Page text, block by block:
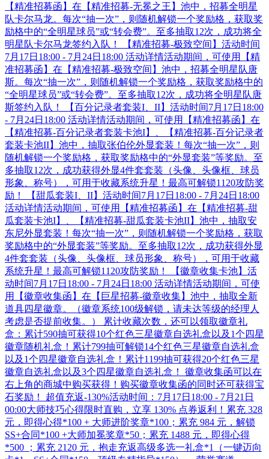
【精准招募函】在【精准招募-无冕之王】池中，招募全明星
队卡尔马龙。每次“抽一次”，则随机解锁一个奖励格，获取奖
励格中的“全明星球员”或“转会费”。至多抽取12次，成功将全
明星队卡尔马龙签约入队！ 【精准招募-极致空间】活动时间
7月17日18:00 - 7月24日18:00 活动详情活动期间，可使用【精
准招募函】在【精准招募-极致空间】池中，招募全明星队唐
斯。每次“抽一次”，则随机解锁一个奖励格，获取奖励格中的
“全明星球员”或“转会费”。至多抽取12次，成功将全明星队唐
斯签约入队！ 【百分记录者套装I、II】活动时间7月17日18:00
- 7月24日18:00 活动详情活动期间，可使用【精准招募函】在
【精准招募-百分记录者套装卡池I】、【精准招募-百分记录者
套装卡池II】池中，抽取张伯伦外显套装！每次“抽一次”，则
随机解锁一个奖励格，获取奖励格中的“外显套装”等奖励。至
多抽取12次，成功获得外显4件套套装（头像、头像框、球员
形象、称号），可用于收藏系统升星！最高可解锁1120攻防奖
励！ 【甜瓜套装I、II】活动时间7月17日18:00 - 7月24日18:00
活动详情活动期间，可使用【精准招募函】在【精准招募-甜
瓜套装卡池I】、【精准招募-甜瓜套装卡池II】池中，抽取安
东尼外显套装！每次“抽一次”，则随机解锁一个奖励格，获取
奖励格中的“外显套装”等奖励。至多抽取12次，成功获得外显
4件套套装（头像、头像框、球员形象、称号），可用于收藏
系统升星！最高可解锁1120攻防奖励！ 【徽章收集卡池】活
动时间7月17日18:00 - 7月24日18:00 活动详情活动期间，可使
用【徽章收集函】在【巨星招募-徽章收集】池中，抽取全新
道具四星徽章。（徽章系统100级解锁，请未达等级的经理人
考虑是否提前收集。） 累计收藏次数，还可以领取徽章礼
盒：累计590抽可获得10个红色三星徽章自选礼盒以及1个四星
徽章随机礼盒！累计799抽可解锁14个红色三星徽章自选礼盒
以及1个四星徽章自选礼盒！累计1199抽可获得20个红色三星
徽章自选礼盒以及3个四星徽章自选礼盒！ 徽章收集函可以在
右上角的商城中购买获得！购买徽章收集函的同时还可获得宝
石奖励！ 超值充返-130%活动时间：7月17日18:00 - 7月21日
00:00大师技巧心得限时直购，立享 130% 点券返利！累充 328
元，即得心得*100 + 大师进阶奖章*100；累充 984 元，解锁
SS+合同*100 +大师加冕奖章*50；累充 1488 元，即得心得
*500 ；累充 2120 元，抱走充返高级多选一礼盒*1（一键迈向